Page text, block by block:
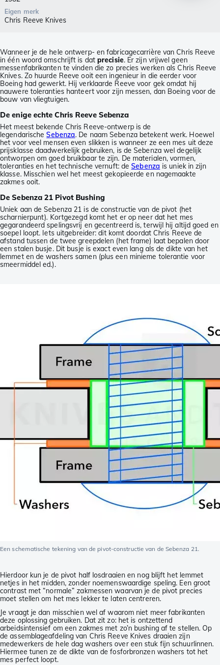
Eigen merk
Chris Reeve Knives
Wanneer je de hele ontwerp- en fabricagecarrière van Chris Reeve
in één woord omschrijft is datprecisie. Er zijn vrijwel geen
messenfabrikanten te vinden die zo precies werken als Chris Reeve
Knives. Zo huurde Reeve ooit een ingenieur in die eerder voor
Boeing had gewerkt. Hij verklaarde Reeve voor gek omdat hij
nauwere toleranties hanteert voor zijn messen, dan Boeing voor de
bouw van vliegtuigen.
De enige echte Chris Reeve Sebenza
Het meest bekende Chris Reeve-ontwerp is de
legendarischeSebenza. De naam Sebenza betekent werk. Hoewel
het voor veel mensen even slikken is wanneer ze een mes uit deze
prijsklasse daadwerkelijk gebruiken, is de Sebenza wel degelijk
ontworpen om goed bruikbaar te zijn. De materialen, vormen,
toleranties en het technische vernuft: deSebenza is uniek in zijn
klasse. Misschien wel het meest gekopieerde en nagemaakte
zakmes ooit.
De Sebenza 21 Pivot Bushing
Uniek aan de Sebenza 21 is de constructie van de pivot (het
scharnierpunt). Kortgezegd komt het er op neer dat het mes
gegarandeerd spelingsvrij en gecentreerd is, terwijl hij altijd goed en
soepel loopt. Iets uitgebreider: dit komt doordat Chris Reeve de
afstand tussen de twee greepdelen (het frame) laat bepalen door
een stalen busje. Dit busje is exact even lang als de dikte van het
lemmet en de washers samen (plus een minieme tolerantie voor
smeermiddel ed.).
Een schematische tekening van de pivot-constructie van de Sebenza 21.
Hierdoor kun je de pivot half losdraaien en nog blijft het lemmet
netjes in het midden, zonder noemenswaardige speling. Een groot
contrast met “normale” zakmessen waarvan je de pivot precies
moet stellen om het mes lekker te laten centreren.
Je vraagt je dan misschien wel af waarom niet meer fabrikanten
deze oplossing gebruiken. Dat zit zo: het is ontzettend
arbeidsintensief om een zakmes met zo’n bushing af te stellen. Op
de assemblageafdeling van Chris Reeve Knives draaien zijn
medewerkers de hele dag washers over een stuk fijn schuurlinnen.
Hiermee tunen ze de dikte van de fosforbronzen washers tot het
mes perfect loopt.